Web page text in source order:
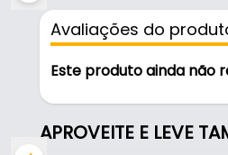
- Marca: Rehau
- Modelo: 13499
- Material: PVC
- Acabamento: TX
- Cor: Branco
- Espessura da fita: 0,45
- Largura da fita: 22 Mm -
Avaliações do
Este produto ainda não
APROVEITE E LEVE